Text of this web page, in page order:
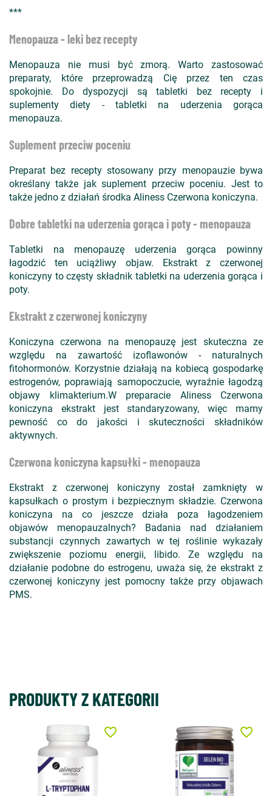
***
Menopauza - leki bez recepty
Menopauza nie musi być zmorą. Warto zastosować
preparaty, które przeprowadzą Cię przez ten czas
spokojnie. Do dyspozycji są tabletki bez recepty i
suplementy diety - tabletki na uderzenia gorąca
menopauza.
Suplement przeciw poceniu
Preparat bez recepty stosowany przy menopauzie bywa
określany także jak suplement przeciw poceniu. Jest to
także jedno z działań środka Aliness Czerwona koniczyna.
Dobre tabletki na uderzenia gorąca i poty - menopauza
Tabletki na menopauzę uderzenia gorąca powinny
łagodzić ten uciążliwy objaw. Ekstrakt z czerwonej
koniczyny to częsty składnik tabletki na uderzenia gorąca i
poty.
Ekstrakt z czerwonej koniczyny
Koniczyna czerwona na menopauzę jest skuteczna ze
względu na zawartość izoflawonów - naturalnych
fitohormonów. Korzystnie działają na kobiecą gospodarkę
estrogenów, poprawiają samopoczucie, wyraźnie łagodzą
objawy klimakterium.W preparacie Aliness Czerwona
koniczyna ekstrakt jest standaryzowany, więc mamy
pewność co do jakości i skuteczności składników
aktywnych.
Czerwona koniczyna kapsułki - menopauza
Ekstrakt z czerwonej koniczyny został zamknięty w
kapsułkach o prostym i bezpiecznym składzie. Czerwona
koniczyna na co jeszcze działa poza łagodzeniem
objawów menopauzalnych? Badania nad działaniem
substancji czynnych zawartych w tej roślinie wykazały
zwiększenie poziomu energii, libido. Ze względu na
działanie podobne do estrogenu, uważa się, że ekstrakt z
czerwonej koniczyny jest pomocny także przy objawach
PMS.
PRODUKTY Z KATEGORII
favorite_border favorite_border